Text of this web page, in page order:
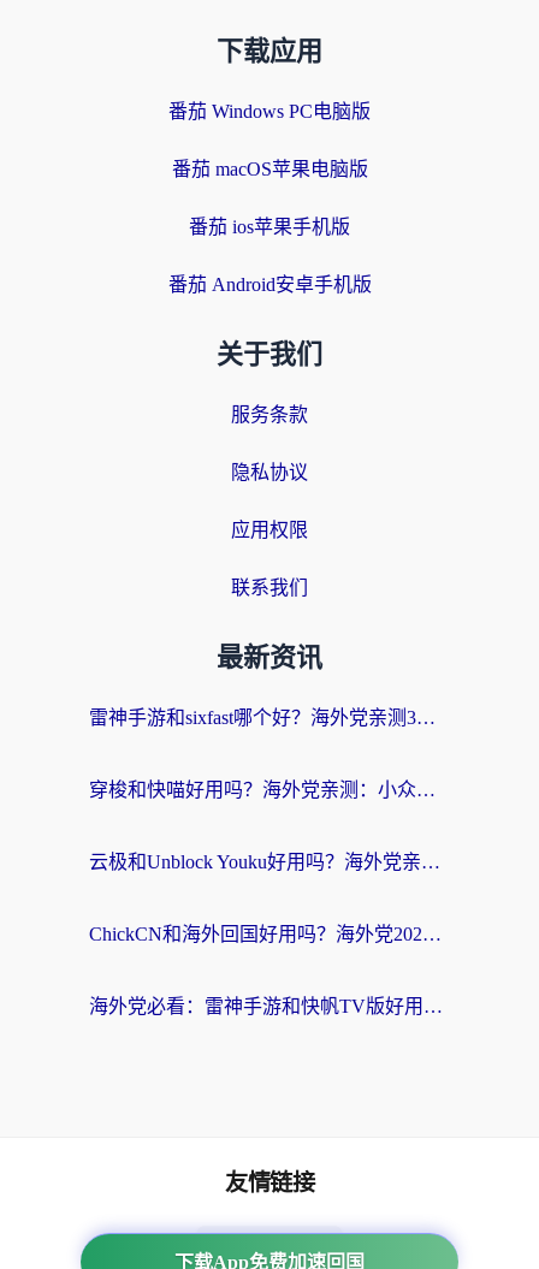
下载应用
番茄 Windows PC电脑版
番茄 macOS苹果电脑版
番茄 ios苹果手机版
番茄 Android安卓手机版
关于我们
服务条款
隐私协议
应用权限
联系我们
最新资讯
雷神手游和sixfast哪个好？海外党亲测3款回国加速器，教你选对不踩坑
穿梭和快喵好用吗？海外党亲测：小众加速器对比+番茄加速器深度体验
云极和Unblock Youku好用吗？海外党亲测+2026回国加速器避坑指南
ChickCN和海外回国好用吗？海外党2026亲测：从手游到影音，选对加速器的3个关键
海外党必看：雷神手游和快帆TV版好用吗？3步选对回国加速器不踩坑
下载App免费加速回国
友情链接
番茄加速器